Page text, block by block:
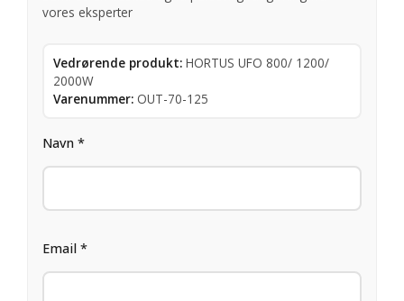
vores eksperter
Vedrørende produkt: HORTUS UFO 800/ 1200/
2000W
Varenummer: OUT-70-125
Navn *
Email *